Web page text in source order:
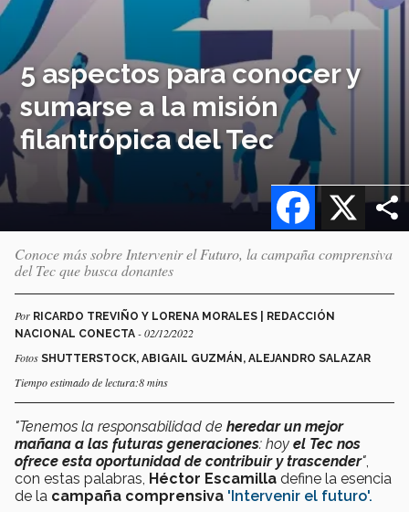
5 aspectos para conocer y
sumarse a la misión
filantrópica del Tec
X
Facebook
Conoce más sobre Intervenir el Futuro, la campaña comprensiva
del Tec que busca donantes
Por RICARDO TREVIÑO Y LORENA MORALES | REDACCIÓN
NACIONAL CONECTA - 02/12/2022
Fotos SHUTTERSTOCK, ABIGAIL GUZMÁN, ALEJANDRO SALAZAR
Tiempo estimado de lectura:8 mins
"Tenemos la responsabilidad de heredar un mejor
mañana a las futuras generaciones: hoy el Tec nos
ofrece esta oportunidad de contribuir y trascender"
con estas palabras, Héctor Escamilla define la esencia
de la campaña comprensiva 'Intervenir el futuro'.